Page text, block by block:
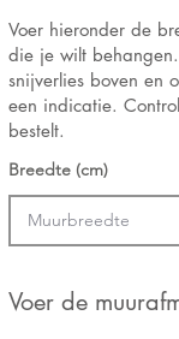
Voer hieronder de
die je wilt
snijverlies boven en
een indicatie.
bestelt.
Breedte (cm)
Voer de